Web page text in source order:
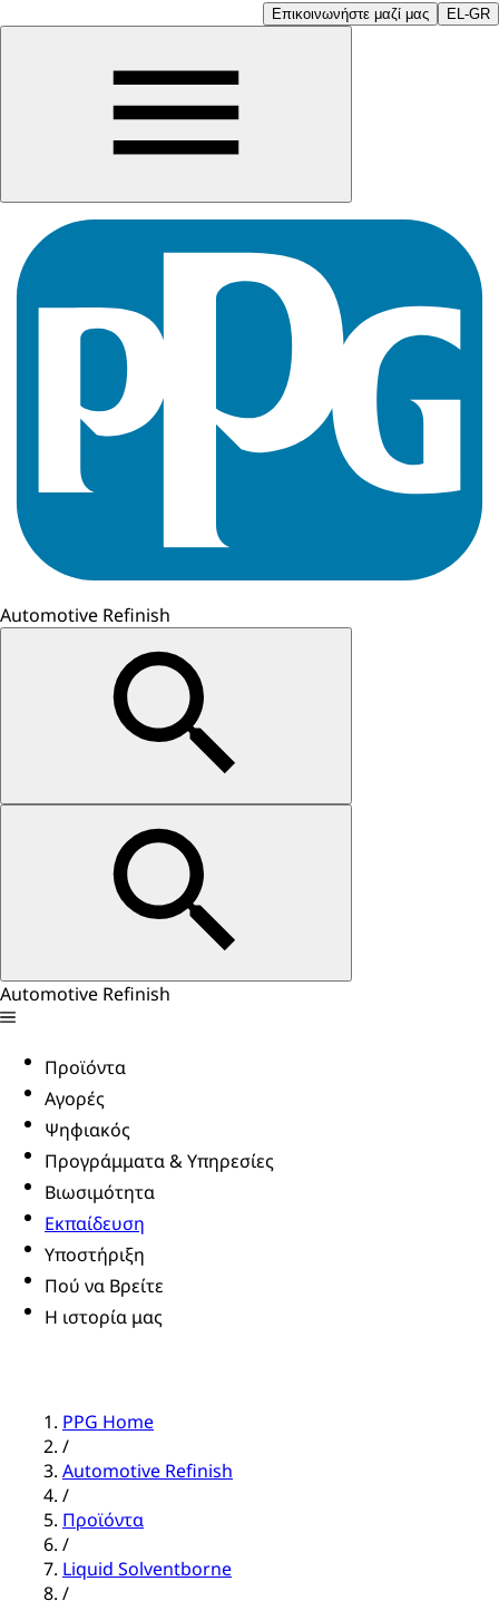
Επικοινωνήστε μαζί μας EL-GR
Automotive Refinish
Automotive Refinish
Προϊόντα
Αγορές
Ψηφιακός
Προγράμματα & Υπηρεσίες
Βιωσιμότητα
Εκπαίδευση
Υποστήριξη
Πού να Βρείτε
Η ιστορία μας
PPG Home
/
Automotive Refinish
/
Προϊόντα
/
Liquid Solventborne
/